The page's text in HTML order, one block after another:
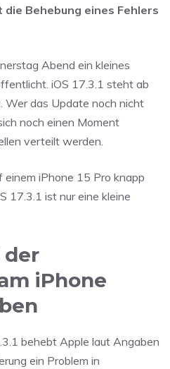
Behebung eines Fehlers
Abend ein kleines
iOS 17.3.1 steht ab
Wer das Update noch nicht
noch einen Moment
verteilt werden.
iPhone 15 Pro knapp
17.3.1 ist nur eine kleine
der
iPhone
behebt Apple laut Angaben
ein Problem in